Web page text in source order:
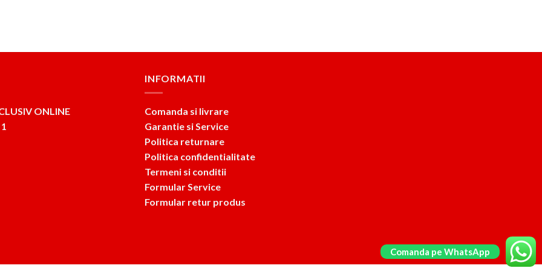
ONLINE
INFORMATII
Comanda si livrare
Garantie si Service
Politica returnare
Politica confidentialitate
Termeni si conditii
Formular Service
Formular retur produs
Comanda pe WhatsApp